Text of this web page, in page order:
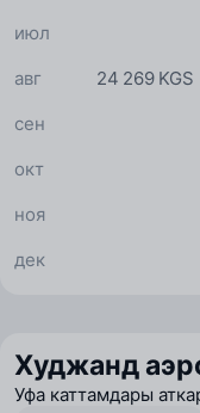
июл
24 269 KGS
авг
сен
окт
ноя
дек
Худжанд
Уфа каттамдары